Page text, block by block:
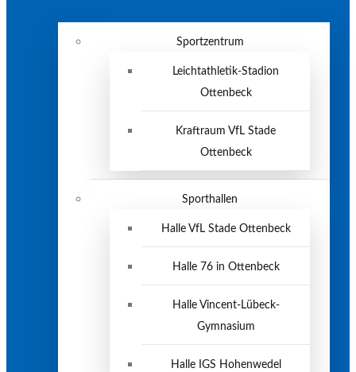
Sportzentrum
Leichtathletik-Stadion
Ottenbeck
Kraftraum VfL Stade
Ottenbeck
Sporthallen
Halle VfL Stade Ottenbeck
Halle 76 in Ottenbeck
Halle Vincent-Lübeck-
Gymnasium
Halle IGS Hohenwedel